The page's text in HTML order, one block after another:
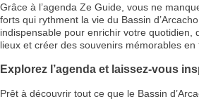
Grâce à l’agenda Ze Guide, vous ne
forts qui rythment la vie du Bassin
indispensable pour enrichir votre quotidien,
lieux et créer des souvenirs mémorables en
Explorez l’agenda et laissez-vous
Prêt à découvrir tout ce que le Bassin